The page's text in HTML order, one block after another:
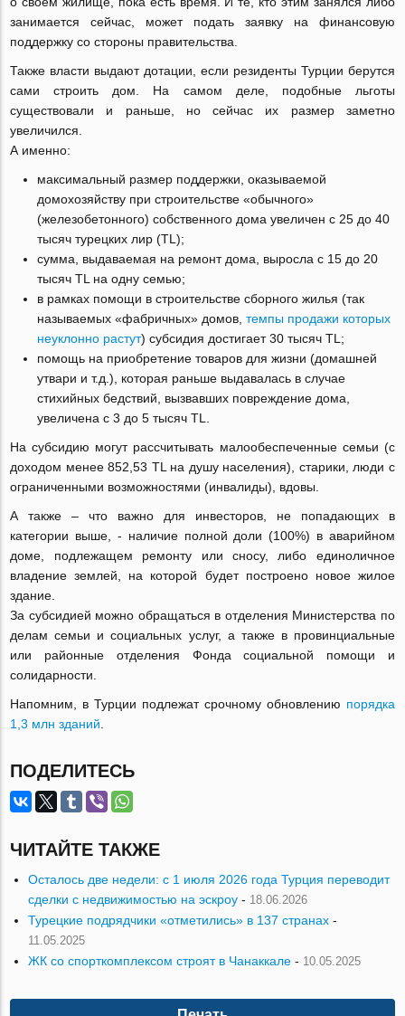
занимается сейчас, может подать заявку на финансовую
поддержку со стороны правительства.
Также власти выдают дотации, если резиденты Турции берутся
сами строить дом. На самом деле, подобные льготы
существовали и раньше, но сейчас их размер заметно
увеличился.
А именно:
максимальный размер поддержки, оказываемой
домохозяйству при строительстве «обычного»
(железобетонного) собственного дома увеличен с 25 до 40
тысяч турецких лир (TL);
сумма, выдаваемая на ремонт дома, выросла с 15 до 20
тысяч TL на одну семью;
в рамках помощи в строительстве сборного жилья (так
называемых «фабричных» домов,темпы продажи которых
неуклонно растут) субсидия достигает 30 тысяч TL;
помощь на приобретение товаров для жизни (домашней
утвари и т.д.), которая раньше выдавалась в случае
стихийных бедствий, вызвавших повреждение дома,
увеличена с 3 до 5 тысяч TL.
На субсидию могут рассчитывать малообеспеченные семьи (с
доходом менее 852,53 TL на душу населения), старики, люди с
ограниченными возможностями (инвалиды), вдовы.
А также – что важно для инвесторов, не попадающих в
категории выше, - наличие полной доли (100%) в аварийном
доме, подлежащем ремонту или сносу, либо единоличное
владение землей, на которой будет построено новое жилое
здание.
За субсидией можно обращаться в отделения Министерства по
делам семьи и социальных услуг, а также в провинциальные
или районные отделения Фонда социальной помощи и
солидарности.
Напомним, в Турции подлежат срочному обновлению порядка
1,3 млн зданий
ПОДЕЛИТЕСЬ
ЧИТАЙТЕ ТАКЖЕ
Осталось две недели: с 1 июля 2026 года Турция переводит
сделки с недвижимостью на эскроу - 18.06.2026
Турецкие подрядчики «отметились» в 137 странах -
11.05.2025
ЖК со спорткомплексом строят в Чанаккале - 10.05.2025